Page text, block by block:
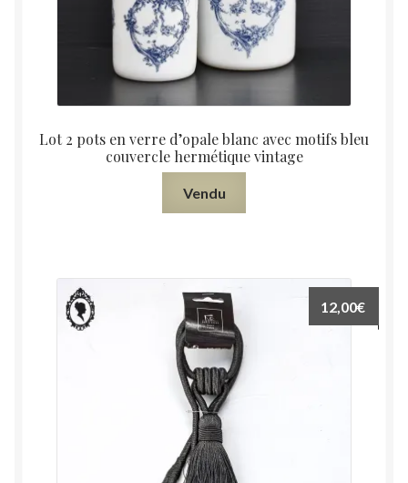
Lot 2 pots en verre d’opale blanc avec motifs bleu
couvercle hermétique vintage
Vendu
12,00€